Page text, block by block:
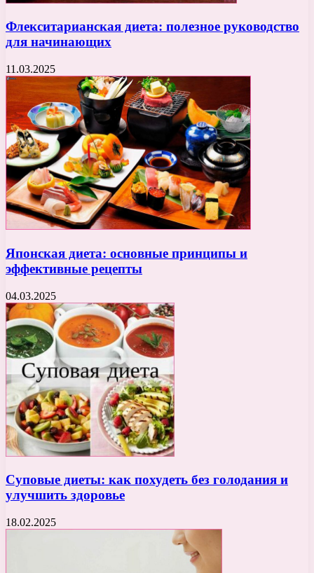
Флекситарианская диета: полезное руководство
для начинающих
11.03.2025
Японская диета: основные принципы и
эффективные рецепты
04.03.2025
Суповые диеты: как похудеть без голодания и
улучшить здоровье
18.02.2025